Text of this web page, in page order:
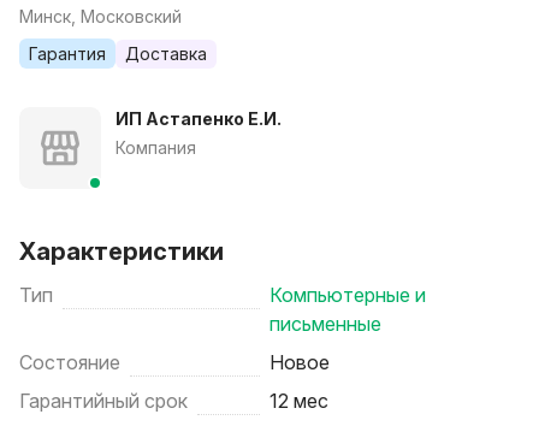
Минск, Московский
Гарантия
Доставка
ИП Астапенко Е.И.
Компания
Характеристики
Тип
Компьютерные и
письменные
Состояние
Новое
Гарантийный срок
12 мес